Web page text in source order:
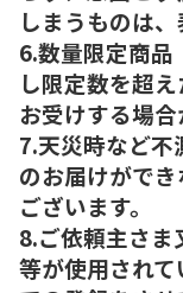
しまうものは、
6.数量限定商
し限定数を超
お受けする場合
7.天災時など不
のお届けがで
ございます。
8.ご依頼主さま
等が使用され